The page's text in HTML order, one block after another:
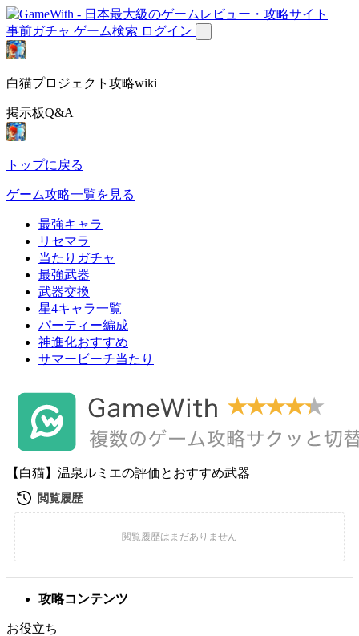
事前ガチャ ゲーム検索 ログイン
白猫プロジェクト攻略wiki
掲示板Q&A
トップに戻る
ゲーム攻略一覧を見る
最強キャラ
リセマラ
当たりガチャ
最強武器
武器交換
星4キャラ一覧
パーティー編成
神進化おすすめ
サマービーチ当たり
【白猫】温泉ルミエの評価とおすすめ武器
攻略コンテンツ
お役立ち